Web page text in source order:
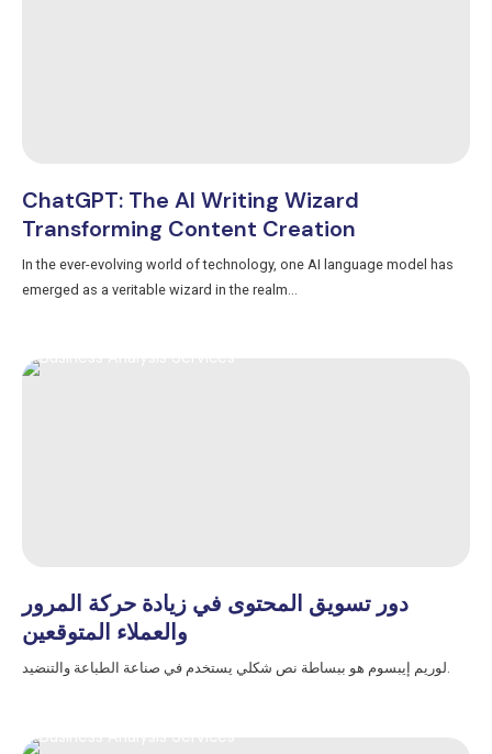
ChatGPT: The AI Writing Wizard
Transforming Content Creation
In the ever-evolving world of technology, one AI language model has
emerged as a veritable wizard in the realm...
دور تسويق المحتوى في زيادة حركة المرور
والعملاء المتوقعين